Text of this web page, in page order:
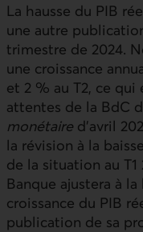
La hausse du PIB
une autre
trimestre de 2024.
une croissance
et 2 % au T2, ce
attentes de la BdC
monétaire d’avril
la révision à la
de la situation au
Banque ajustera à
croissance du PIB
publication de sa